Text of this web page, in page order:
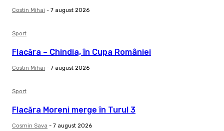
Costin Mihai - 7 august 2026
Sport
Flacăra – Chindia, în Cupa României
Costin Mihai - 7 august 2026
Sport
Flacăra Moreni merge în Turul 3
Cosmin Sava - 7 august 2026